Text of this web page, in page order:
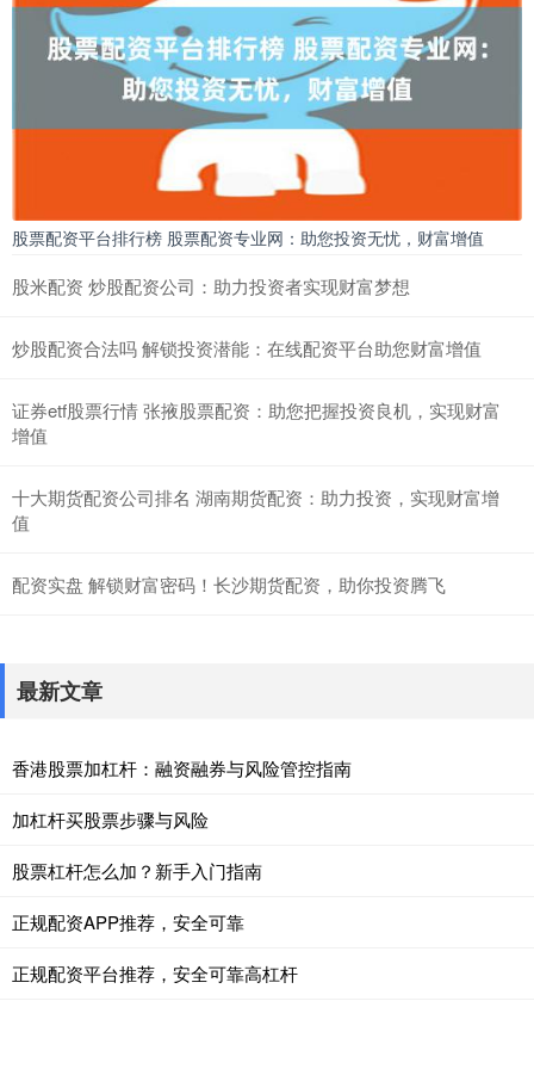
股票配资平台排行榜 股票配资专业网：助您投资无忧，财富增值
股米配资 炒股配资公司：助力投资者实现财富梦想
炒股配资合法吗 解锁投资潜能：在线配资平台助您财富增值
证券etf股票行情 张掖股票配资：助您把握投资良机，实现财富
增值
十大期货配资公司排名 湖南期货配资：助力投资，实现财富增
值
配资实盘 解锁财富密码！长沙期货配资，助你投资腾飞
最新文章
香港股票加杠杆：融资融券与风险管控指南
加杠杆买股票步骤与风险
股票杠杆怎么加？新手入门指南
正规配资APP推荐，安全可靠
正规配资平台推荐，安全可靠高杠杆